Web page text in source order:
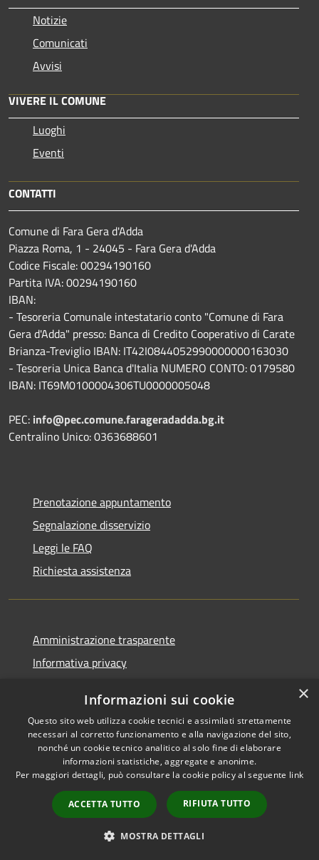
Notizie
Comunicati
Avvisi
VIVERE IL COMUNE
Luoghi
Eventi
CONTATTI
Comune di Fara Gera d'Adda
Piazza Roma, 1 - 24045 - Fara Gera d'Adda
Codice Fiscale: 00294190160
Partita IVA: 00294190160
IBAN:
- Tesoreria Comunale intestatario conto "Comune di Fara
Gera d'Adda" presso: Banca di Credito Cooperativo di Carate
Brianza-Treviglio IBAN: IT42I0844052990000000163030
- Tesoreria Unica Banca d'Italia NUMERO CONTO: 0179580
IBAN: IT69M0100004306TU0000005048
PEC: info@pec.comune.farageradadda.bg.it
Centralino Unico: 0363688601
Prenotazione appuntamento
Segnalazione disservizio
Leggi le FAQ
Richiesta assistenza
Amministrazione trasparente
Informativa privacy
Dichiarazione di accessibilità
RSS
Accessibilità
Copyright © 2026 • Comune di
Fara Gera d'Adda • Powered by
Municipium•Accesso
×
Informazioni sui cookie
Questo sito web utilizza cookie tecnici e assimilati strettamente
necessari al corretto funzionamento e alla navigazione del sito,
nonché un cookie tecnico analitico al solo fine di elaborare
informazioni statistiche, aggregate e anonime.
Per maggiori dettagli, può consultare la cookie policy al seguente link
ACCETTA TUTTO RIFIUTA TUTTO
MOSTRA DETTAGLI